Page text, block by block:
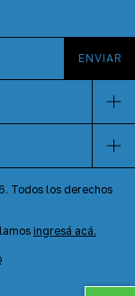
Todos los derechos
ingresá acá.